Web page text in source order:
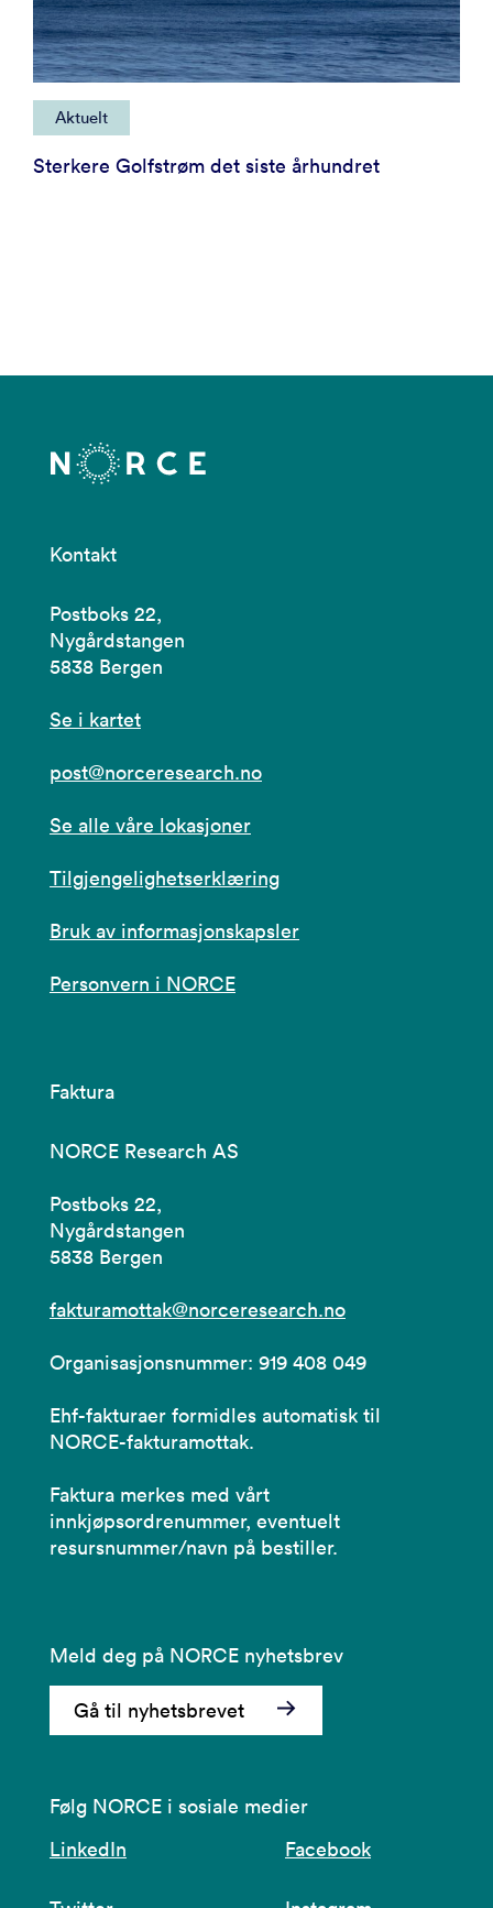
Aktuelt
Sterkere Golfstrøm det siste århundret
Kontakt
Postboks 22,
Nygårdstangen
5838 Bergen
Se i kartet
post@norceresearch.no
Se alle våre lokasjoner
Tilgjengelighetserklæring
Bruk av informasjonskapsler
Personvern i NORCE
Faktura
NORCE Research AS
Postboks 22,
Nygårdstangen
5838 Bergen
fakturamottak@norceresearch.no
Organisasjonsnummer: 919 408 049
Ehf-fakturaer formidles automatisk til
NORCE-fakturamottak.
Faktura merkes med vårt
innkjøpsordrenummer, eventuelt
resursnummer/navn på bestiller.
Meld deg på NORCE nyhetsbrev
Gå til nyhetsbrevet
Følg NORCE i sosiale medier
LinkedIn
Facebook